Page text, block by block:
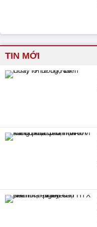
TIN MỚI